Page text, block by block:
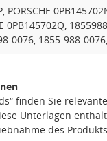
PORSCHE
0PB145702Q,
0076, 1855-988-
finden Sie
Unterlagen
des